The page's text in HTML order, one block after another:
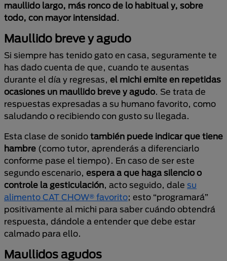
maullido largo, más ronco de lo habitual y, sobre
todo, con mayor intensidad.
Maullido breve y agudo
Si siempre has tenido gato en casa, seguramente te
has dado cuenta de que, cuando te ausentas
durante el día y regresas, el michi emite en repetidas
ocasiones un maullido breve y agudo. Se trata de
respuestas expresadas a su humano favorito, como
saludando o recibiendo con gusto su llegada.
Esta clase de sonido también puede indicar que tiene
hambre (como tutor, aprenderás a diferenciarlo
conforme pase el tiempo). En caso de ser este
segundo escenario, espera a que haga silencio o
controle la gesticulación, acto seguido, dale su
alimento CAT CHOW® favorito; esto “programará”
positivamente al michi para saber cuándo obtendrá
respuesta, dándole a entender que debe estar
calmado para ello.
Maullidos agudos